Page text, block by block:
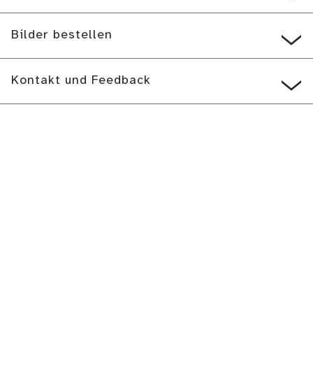
Bilder bestellen
Kontakt und Feedback